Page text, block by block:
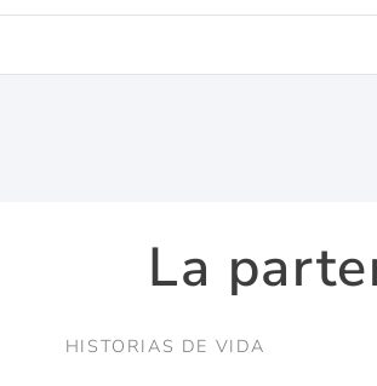
La
HISTORIAS DE VIDA